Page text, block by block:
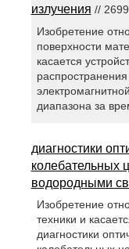
излучения //
Изобретение
поверхности
касается
диапазона за
диагностики
колебательных
водородными
Изобретение
техники и
диагностики